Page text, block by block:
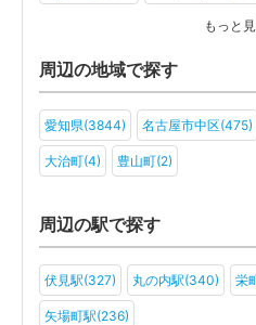
教育
旅行・ホテル(15) アミューズメ
社会福祉法人(11) 医療法人(15)
一般社団法人(10) その他(12)
もっと
周辺の地域で探す
愛知県(3844) 名古屋市中区(475)
大治町(4) 豊山町(2)
周辺の駅で探す
伏見駅(327) 丸の内駅(340) 栄
矢場町駅(236)